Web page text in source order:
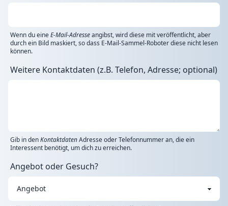
Wenn du eineE-Mail-Adresseangibst, wird diese mit veröffentlicht, aber
durch ein Bild maskiert, so dass E-Mail-Sammel-Roboter diese nicht lesen
können.
Weitere Kontaktdaten (z.B. Telefon, Adresse; optional)
Gib in denKontaktdatenAdresse oder Telefonnummer an, die ein
Interessent benötigt, um dich zu erreichen.
Angebot oder Gesuch?